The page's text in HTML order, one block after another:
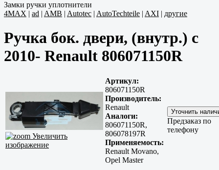
Замки ручки уплотнители
4MAX | ad | AMB | Autotec | AutoTechteile | AXI | другие
Ручка бок. двери, (внутр.) с
2010- Renault 806071150R
Увеличить
изображение
Артикул:
806071150R
Производитель:
Renault
Аналоги:
806071150R,
806078197R
Применяемость:
Renault Movano,
Opel Master
Предзаказ по
телефону